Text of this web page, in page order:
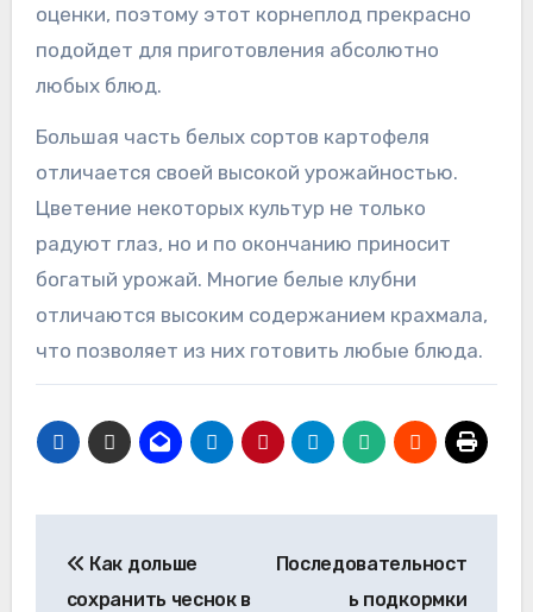
оценки, поэтому этот корнеплод прекрасно
подойдет для приготовления абсолютно
любых блюд.
Большая часть белых сортов картофеля
отличается своей высокой урожайностью.
Цветение некоторых культур не только
радуют глаз, но и по окончанию приносит
богатый урожай. Многие белые клубни
отличаются высоким содержанием крахмала,
что позволяет из них готовить любые блюда.
по
Как дольше
сохранить чеснок в
Последовательност
ь подкормки